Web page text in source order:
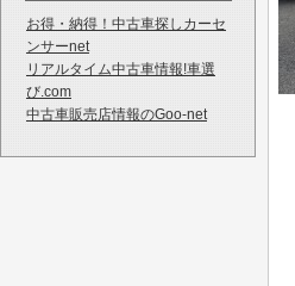
お得・納得！中古車探しカーセ
ンサーnet
リアルタイム中古車情報!車選
び.com
中古車販売店情報のGoo-net